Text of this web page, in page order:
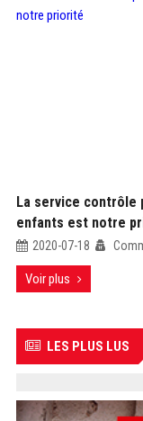
La service contrôle
enfants est notre
2020-07-18
Voir plus
LES PLUS LUS